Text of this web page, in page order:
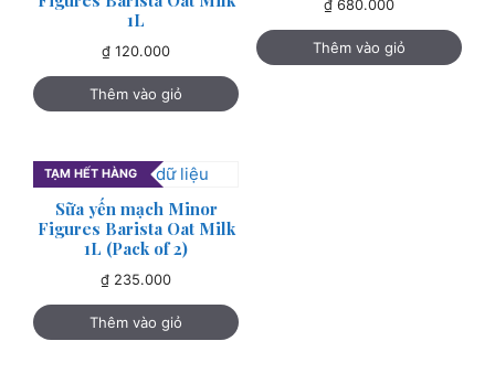
1L
₫ 120.000
Thêm vào giỏ
₫680.000
Thêm vào giỏ
TẠM HẾT HÀNG
Sữa yến mạch Minor
Figures Barista Oat Milk
1L (Pack of 2)
₫ 235.000
Thêm vào giỏ